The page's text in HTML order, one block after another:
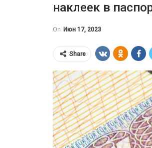
наклеек в
On Июн 17, 2023
Share